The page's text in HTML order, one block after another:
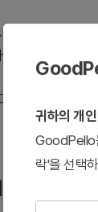
개서에서 볼 수
거입니다.
려한 문구보다
단하는 것이죠.
자가 가장
귀하의 개
GoodPello
락'을 선택